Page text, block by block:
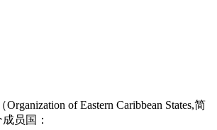
of Eastern Caribbean States,简
员国：